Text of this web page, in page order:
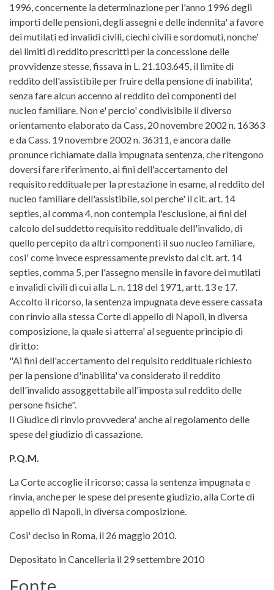
1996, concernente la determinazione per l'anno 1996 degli
importi delle pensioni, degli assegni e delle indennita' a favore
dei mutilati ed invalidi civili, ciechi civili e sordomuti, nonche'
dei limiti di reddito prescritti per la concessione delle
provvidenze stesse, fissava in L. 21.103.645, il limite di
reddito dell'assistibile per fruire della pensione di inabilita',
senza fare alcun accenno al reddito dei componenti del
nucleo familiare. Non e' percio' condivisibile il diverso
orientamento elaborato da Cass, 20 novembre 2002 n. 16363
e da Cass. 19 novembre 2002 n. 36311, e ancora dalle
pronunce richiamate dalla impugnata sentenza, che ritengono
doversi fare riferimento, ai fini dell'accertamento del
requisito reddituale per la prestazione in esame, al reddito del
nucleo familiare dell'assistibile, sol perche' il cit. art. 14
septies, al comma 4, non contempla l'esclusione, ai fini del
calcolo del suddetto requisito reddituale dell'invalido, di
quello percepito da altri componenti il suo nucleo familiare,
cosi' come invece espressamente previsto dal cit. art. 14
septies, comma 5, per l'assegno mensile in favore dei mutilati
e invalidi civili di cui alla L. n. 118 del 1971, artt. 13 e 17.
Accolto il ricorso, la sentenza impugnata deve essere cassata
con rinvio alla stessa Corte di appello di Napoli, in diversa
composizione, la quale si atterra' al seguente principio di
diritto:
"Ai fini dell'accertamento del requisito reddituale richiesto
per la pensione d'inabilita' va considerato il reddito
dell'invalido assoggettabile all'imposta sul reddito delle
persone fisiche".
Il Giudice di rinvio provvedera' anche al regolamento delle
spese del giudizio di cassazione.
P.Q.M.
La Corte accoglie il ricorso; cassa la sentenza impugnata e
rinvia, anche per le spese del presente giudizio, alla Corte di
appello di Napoli, in diversa composizione.
Cosi' deciso in Roma, il 26 maggio 2010.
Depositato in Cancelleria il 29 settembre 2010